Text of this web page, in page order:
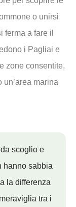
o unirsi
ferma a fare il
i Pagliai e
zone consentite,
marina
scoglio e
hanno sabbia
la differenza
tra i